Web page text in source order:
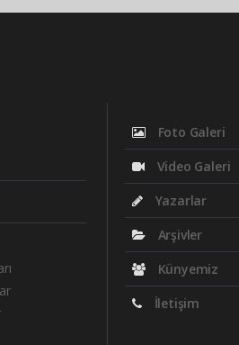
Foto Galeri
Video Galeri
Yazarlar
Arşivler
Künyemiz
İletişim